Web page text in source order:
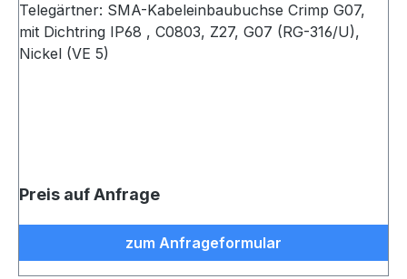
Telegärtner: SMA-Kabeleinbaubuchse Crimp G07,
mit Dichtring IP68 , C0803, Z27, G07 (RG-316/U),
Nickel (VE 5)
Preis auf Anfrage
zum Anfrageformular